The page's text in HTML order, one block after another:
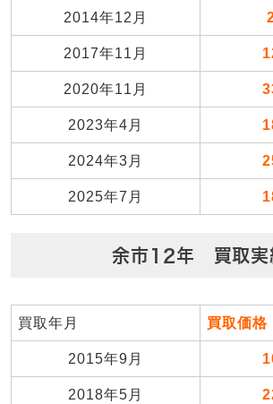
2014年12月
2017年11月
2020年11月
2023年4月
2024年3月
2025年7月
余市12年 買取実
買取年月 買取価格
2015年9月
2018年5月